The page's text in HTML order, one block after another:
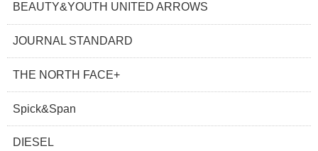
BEAUTY&YOUTH UNITED ARROWS
JOURNAL STANDARD
THE NORTH FACE+
Spick&Span
DIESEL